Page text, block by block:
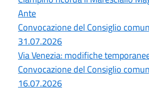
Ante
Convocazione del Consiglio
31.07.2026
Via Venezia: modifiche
Convocazione del Consiglio
16.07.2026